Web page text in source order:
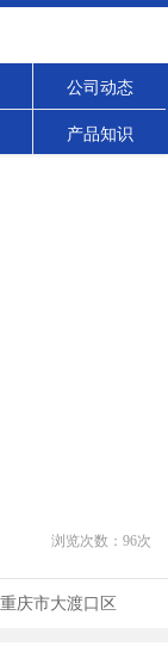
公司动态
产品知识
浏览次数： 96次
重庆市大渡口区